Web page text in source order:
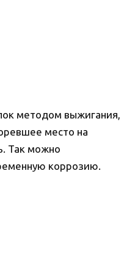
методом выжигания,
место на
Так можно
коррозию.